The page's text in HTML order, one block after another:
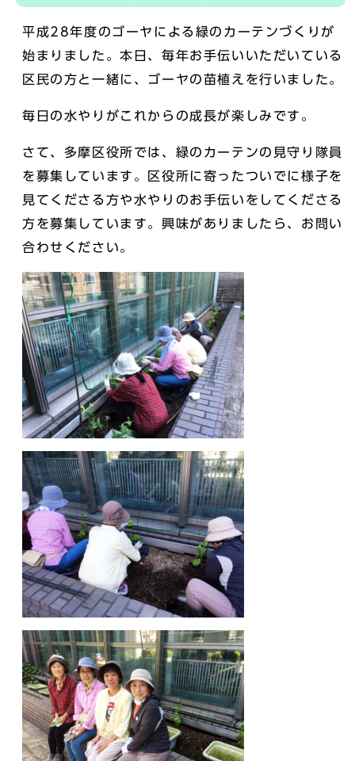
平成28年度のゴーヤによる緑のカーテンづくりが
始まりました。本日、毎年お手伝いいただいている
区民の方と一緒に、ゴーヤの苗植えを行いました。
毎日の水やりがこれからの成長が楽しみです。
さて、多摩区役所では、緑のカーテンの見守り隊員
を募集しています。区役所に寄ったついでに様子を
見てくださる方や水やりのお手伝いをしてくださる
方を募集しています。興味がありましたら、お問い
合わせください。